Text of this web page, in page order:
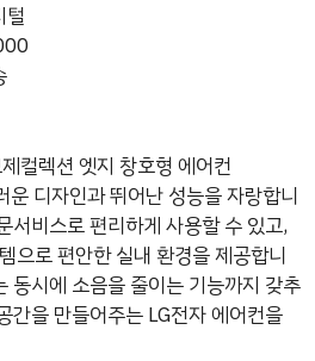
털
컬렉션 엣지 창호형 에어컨
디자인과 뛰어난 성능을 자랑합니
서비스로 편리하게 사용할 수 있고,
으로 편안한 실내 환경을 제공합니
동시에 소음을 줄이는 기능까지 갖추
간을 만들어주는 LG전자 에어컨을